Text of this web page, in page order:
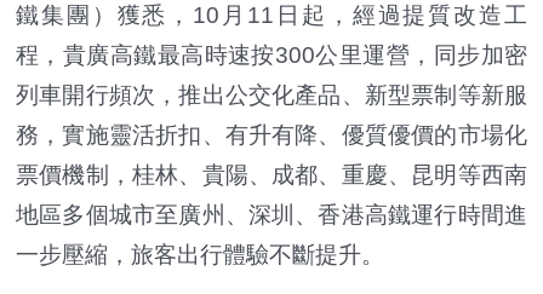
鐵集團）獲悉，10月11日起，經過提質改造工
程，貴廣高鐵最高時速按300公里運營，同步加密
列車開行頻次，推出公交化產品、新型票制等新服
務，實施靈活折扣、有升有降、優質優價的市場化
票價機制，桂林、貴陽、成都、重慶、昆明等西南
地區多個城市至廣州、深圳、香港高鐵運行時間進
一步壓縮，旅客出行體驗不斷提升。